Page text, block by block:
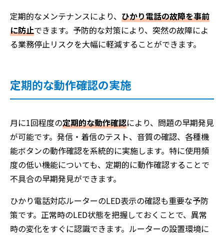
定期的なメンテナンスにより、 ひかり電話の故障を事前
に防止できます。予防的な対策により、突然の故障によ
る業務停止リスクを大幅に軽減することができます。
定期的な動作確認の実施
月に1回程度の定期的な動作確認により、問題の早期発見
が可能です。発信・着信のテスト、音質の確認、各種機
能ボタンの動作確認を系統的に実施します。特に使用頻
度の低い機能についても、定期的に動作確認することで
不具合の早期発見ができます。
ひかり電話対応ルーターのLED表示の確認も重要な予防
策です。正常時のLED状態を把握しておくことで、異常
時の変化をすぐに認識できます。ルーターの設置環境に